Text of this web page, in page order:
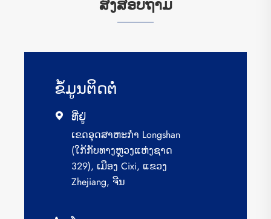
ສົ່ງສອບຖາມ
ຂໍ້​ມູນ​ຕິດ​ຕໍ່
 ທີ່ຢູ່
ເຂດ​ອຸດ​ສາ​ຫະ​ກຳ Longshan
(ໃກ້​ກັບ​ທາງ​ຫຼວງ​ແຫ່ງ​ຊາດ
329), ເມືອງ Cixi, ແຂວງ
Zhejiang, ຈີນ